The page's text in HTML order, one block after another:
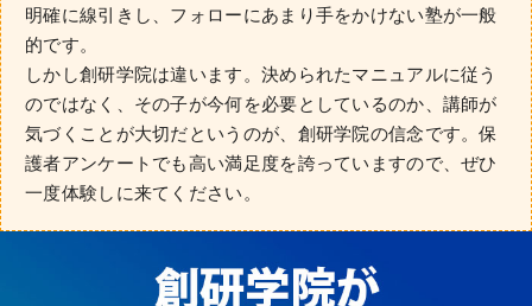
明確に線引きし、フォローにあまり手をかけない塾が一般
的です。
しかし創研学院は違います。決められたマニュアルに従う
のではなく、その子が今何を必要としているのか、講師が
気づくことが大切だというのが、創研学院の信念です。保
護者アンケートでも高い満足度を誇っていますので、ぜひ
一度体験しに来てください。